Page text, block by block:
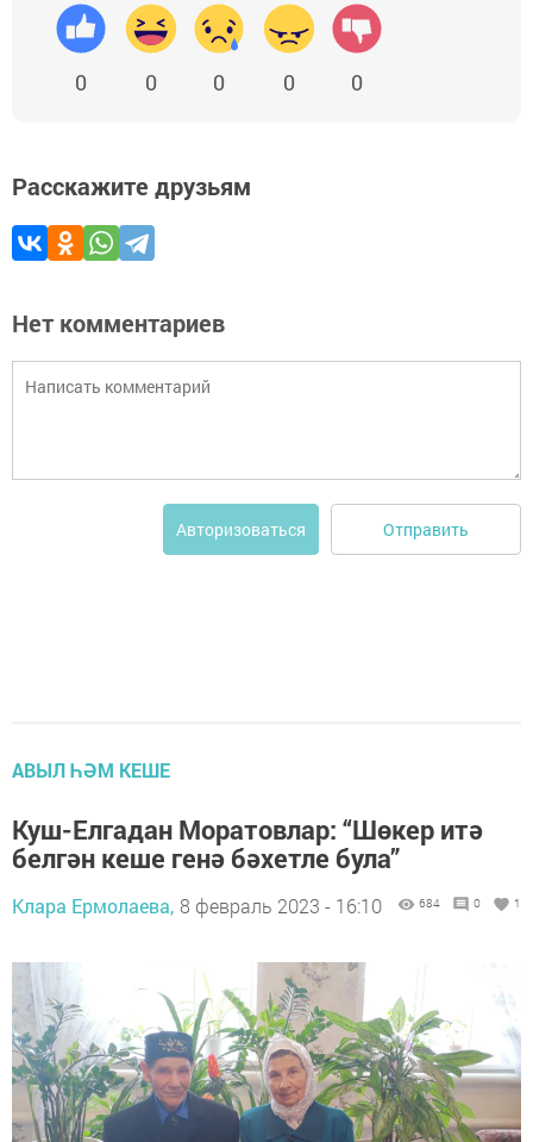
0 0 0 0 0
Расскажите друзьям
Нет комментариев
Авторизоваться Отправить
АВЫЛ ҺӘМ КЕШЕ
Куш-Елгадан Моратовлар: “Шөкер итә
белгән кеше генә бәхетле була”
Клара Ермолаева, 8 февраль 2023 - 16:10 684 0 1